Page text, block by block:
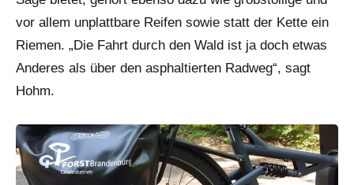
vor allem unplattbare Reifen sowie statt der Kette ein
Riemen. „Die Fahrt durch den Wald ist ja doch etwas
Anderes als über den asphaltierten Radweg“, sagt
Hohm.